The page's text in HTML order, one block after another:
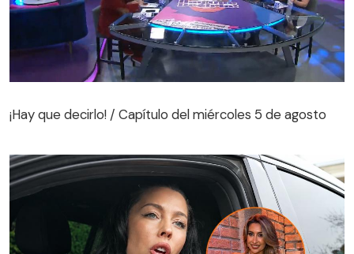
¡Hay que decirlo! / Capítulo del miércoles 5 de agosto